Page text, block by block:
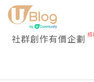
社群創作有價企劃